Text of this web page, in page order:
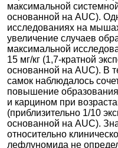
максимальной
основанной на AUC).
исследованиях на
увеличение случаев
максимальной
15 мг/кг (1,7-кратной
основанной на AUC). В
самок наблюдалось
повышение
и карцином при
(приблизительно 1/10
основанной на AUC).
относительно
лефлуномида не